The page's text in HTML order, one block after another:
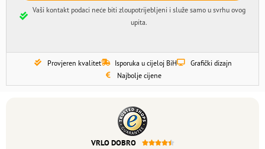
Vaši kontakt podaci neće biti zloupotrijebljeni i služe samo u svrhu ovog
upita.
Provjeren kvalitet Isporuka u cijeloj BiH
Grafički dizajn
Najbolje cijene
VRLO DOBRO 